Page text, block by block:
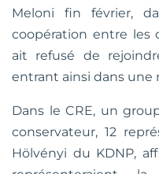
Meloni fin février,
coopération entre les
ait refusé de
entrant ainsi dans
Dans le CRE, un
conservateur, 12
Hölvényi du KDNP,